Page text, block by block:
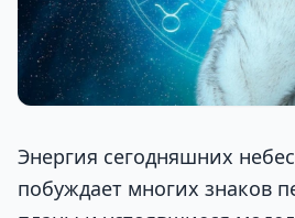
Энергия сегодняшних
побуждает многих знаков